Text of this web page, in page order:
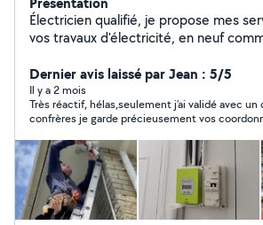
Électricien qualifié, je propose mes
vos travaux d'électricité, en neuf
normes et la maintenance de vos
électriques. Que ce soit pour un petit dépannage ou un
projet plus important, je m'engage à
soigné et sécurisé, dans le respect
vigueur. N'hésitez pas à me contacter pour plus
d'informations ou pour un devis.
Dernier avis laissé par Jean : 5/5
Il y a 2 mois
Très réactif, hélas,seulement j’ai validé avec un de ses
confrères je garde précieusement vos